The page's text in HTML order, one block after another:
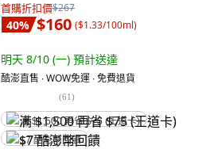
首購折扣價$267
40% $160 ($1.33/100ml)
明天 8/10 (一) 預計送達
酷澎直售 ∙ WOW免運 ∙ 免費退貨
(61)
满 $1,500 再省 $75 (王道卡)
$7 酷澎幣回饋